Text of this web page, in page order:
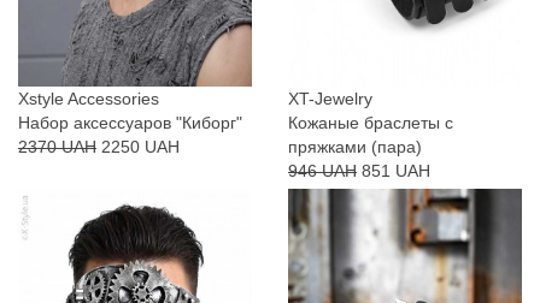
Xstyle Accessories
Набор аксессуаров "Киборг"
2370 UAH 2250 UAH
XT-Jewelry
Кожаные браслеты с
пряжками (пара)
946 UAH 851 UAH